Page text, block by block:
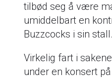
tilbød seg å være
umiddelbart en
Buzzcocks i sin stall.
Virkelig fart i
under en konsert